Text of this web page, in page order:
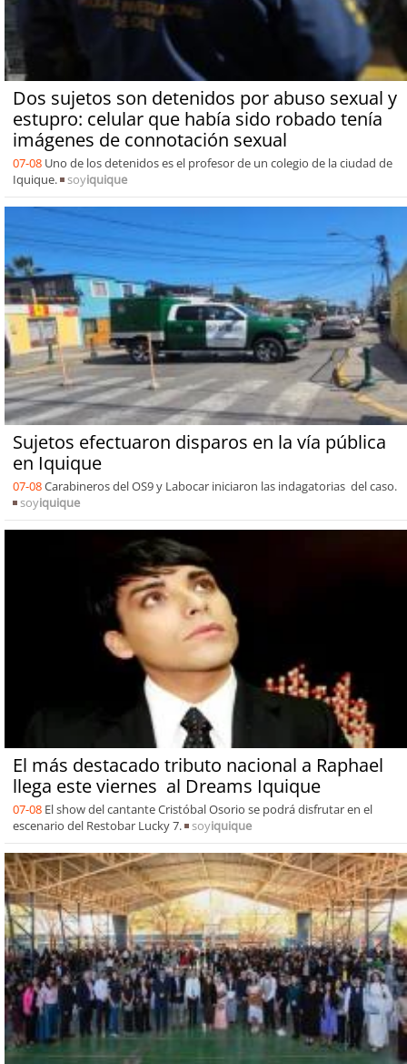
Dos sujetos son detenidos por abuso sexual y
estupro: celular que había sido robado tenía
imágenes de connotación sexual
07-08 Uno de los detenidos es el profesor de un colegio de la ciudad de
Iquique.
soyiquique
Sujetos efectuaron disparos en la vía pública
en Iquique
07-08Carabineros del OS9 y Labocar iniciaron las indagatorias del caso.
soyiquique
El más destacado tributo nacional a Raphael
llega este viernes al Dreams Iquique
07-08 El show del cantante Cristóbal Osorio se podrá disfrutar en el
escenario del Restobar Lucky 7.
soyiquique